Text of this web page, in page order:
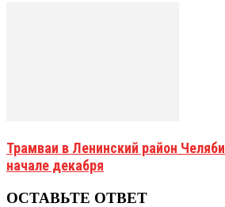
Трамваи в Ленинский район
начале декабря
ОСТАВЬТЕ ОТВЕТ